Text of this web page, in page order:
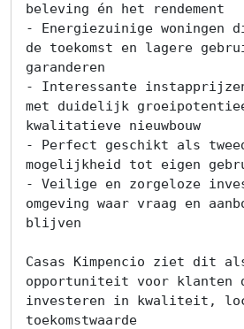
beleving én het rendement
- Energiezuinige woningen
de toekomst en lagere
garanderen
- Interessante
met duidelijk
kwalitatieve nieuwbouw
- Perfect geschikt als
mogelijkheid tot eigen
- Veilige en zorgeloze
omgeving waar vraag en
blijven
Casas Kimpencio ziet dit
opportuniteit voor klanten
investeren in kwaliteit,
toekomstwaarde